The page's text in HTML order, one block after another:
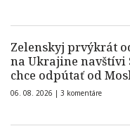
Zelenskyj prvýkrát
na Ukrajine navštívi
chce odpútať od
06. 08. 2026 | 3 komentáre